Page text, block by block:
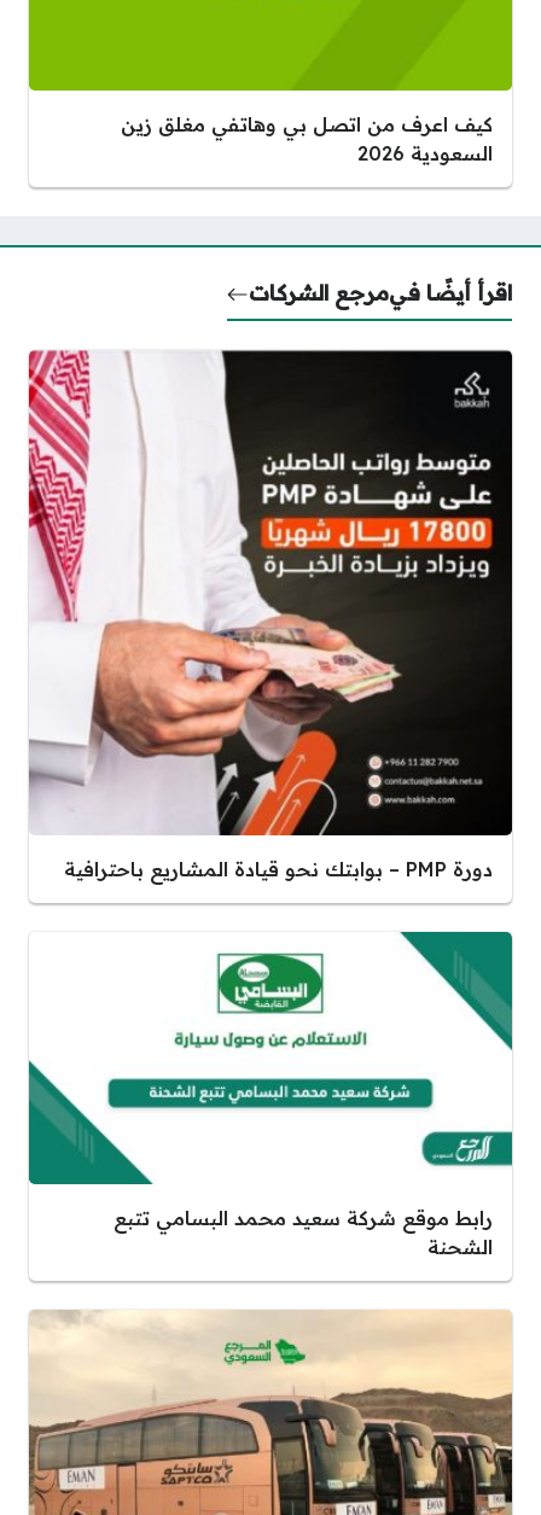
كيف اعرف من اتصل بي وهاتفي مغلق زين
السعودية 2026
اقرأ أيضًا فيمرجع الشركات
دورة PMP – بوابتك نحو قيادة المشاريع باحترافية
رابط موقع شركة سعيد محمد البسامي تتبع
الشحنة